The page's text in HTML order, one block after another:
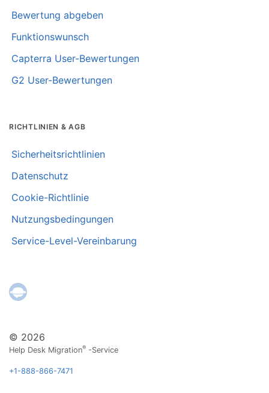
© 2026
Help Desk Migration® -Service
+1-888-866-7471
Bewertung abgeben
Funktionswunsch
Capterra User-Bewertungen
G2 User-Bewertungen
RICHTLINIEN & AGB
Sicherheitsrichtlinien
Datenschutz
Cookie-Richtlinie
Nutzungsbedingungen
Service-Level-Vereinbarung